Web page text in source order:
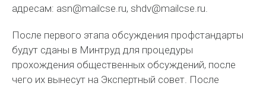
адресам: asn@mailcse.ru, shdv@mailcse.ru.
После первого этапа обсуждения профстандарты
будут сданы в Минтруд для процедуры
прохождения общественных обсуждений, после
чего их вынесут на Экспертный совет. После